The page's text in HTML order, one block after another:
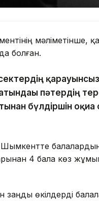
мәліметінше,
болған.
пәтердің
бүлдіршін
4 бала көз
заңды өкілдерді